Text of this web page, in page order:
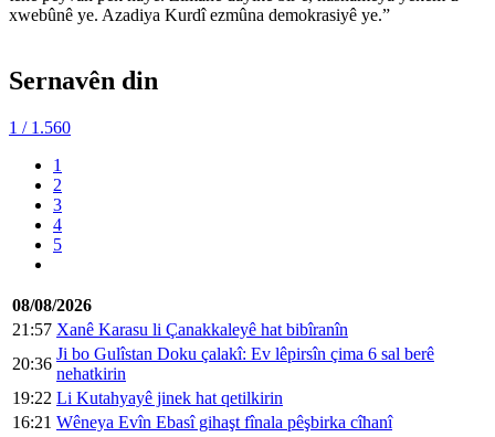
xwebûnê ye. Azadiya Kurdî ezmûna demokrasiyê ye.”
Sernavên din
1 / 1.560
1
2
3
4
5
08/08/2026
21:57 Xanê Karasu li Çanakkaleyê hat bibîranîn
20:36
Ji bo Gulîstan Doku çalakî: Ev lêpirsîn çima 6 sal berê
nehatkirin
19:22 Li Kutahyayê jinek hat qetilkirin
16:21 Wêneya Evîn Ebasî gihaşt fînala pêşbirka cîhanî